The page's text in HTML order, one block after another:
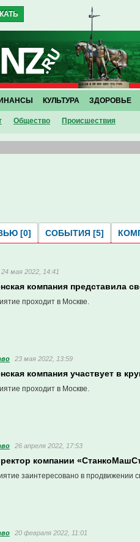
Общество Проиcшествия
КУЛЬТУРА ЗДОРОВЬЕ
[0] СОБЫТИЯ [5]
24 мая 2022, 14:41
компания представила
проходит в Москве.
23 мая 2022, 13:59
компания участвует в
проходит в Москве.
26 апреля 2022, 17:53
компании
заинтересовано в продвижении
20 февраля 2022, 11:01